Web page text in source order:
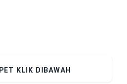
KLIK DIBAWAH